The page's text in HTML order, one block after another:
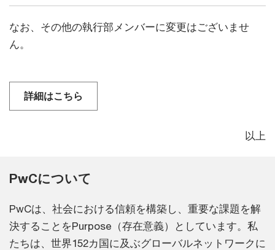
なお、その他の執行部メンバーに変更はございませ
ん。
詳細はこちら
以上
PwCについて
PwCは、社会における信頼を構築し、重要な課題を解
決することをPurpose（存在意義）としています。私
たちは、世界152カ国に及ぶグローバルネットワークに